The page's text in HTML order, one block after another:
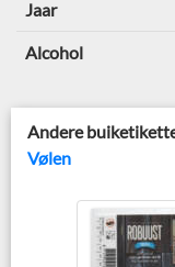
Jaar
Alcohol
Andere
Vølen